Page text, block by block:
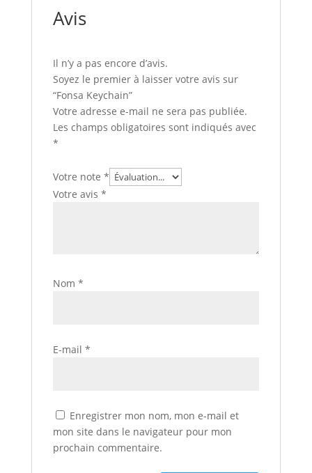
Avis
Il n’y a pas encore d’avis.
Soyez le premier à laisser votre avis sur
“Fonsa Keychain”
Votre adresse e-mail ne sera pas publiée.
Les champs obligatoires sont indiqués avec
*
Votre note *
Votre avis *
Nom *
E-mail *
Enregistrer mon nom, mon e-mail et
mon site dans le navigateur pour mon
prochain commentaire.